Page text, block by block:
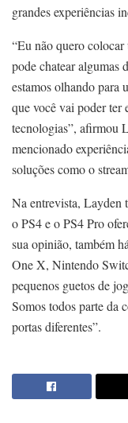
grandes experiências
“Eu não quero
pode chatear algumas
estamos olhando para
que você vai poder ter
tecnologias”, afirmou
mencionado
soluções como o
Na entrevista, Layden
o PS4 e o PS4 Pro
sua opinião, também
One X, Nintendo
pequenos guetos de
Somos todos parte da
portas diferentes”.